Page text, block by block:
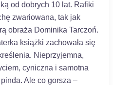
od dobrych 10 lat. Rafiki
zwariowana, tak jak
obraża Dominika Tarczoń.
książki zachowała się
Nieprzyjemna,
cyniczna i samotna
Ale co gorsza –